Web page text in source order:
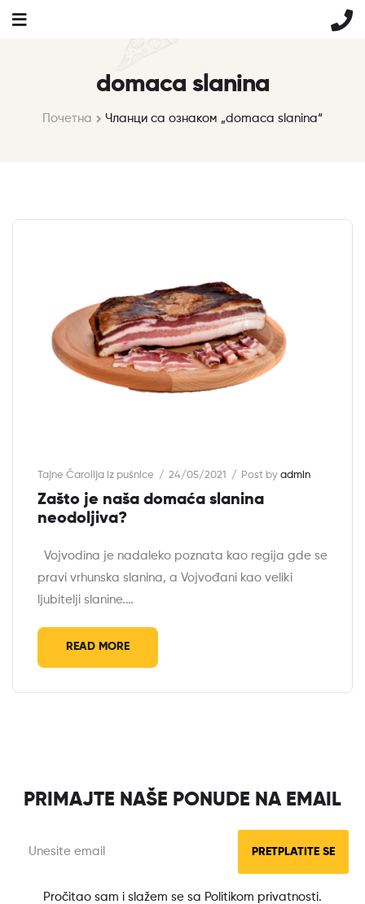
domaca slanina
Почетна Чланци са ознаком „domaca slanina“
Tajne Čarolija iz pušnice 24/05/2021 Post by admin
Zašto je naša domaća slanina
neodoljiva?
Vojvodina je nadaleko poznata kao regija gde se
pravi vrhunska slanina, a Vojvođani kao veliki
ljubitelji slanine.…
READ MORE
PRIMAJTE NAŠE PONUDE NA EMAIL
PRETPLATITE SE
Pročitao sam i slažem se sa Politikom privatnosti.